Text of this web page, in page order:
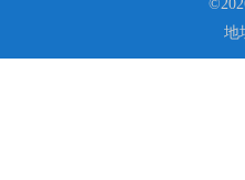
地